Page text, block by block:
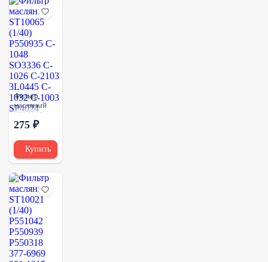
Фильтр
масляный
ST10065
(1/40)
1048
SO3336 C-
1026 C-2103
3L0445 C-
1032 C-1003
SP4024
275 ₽
Купить